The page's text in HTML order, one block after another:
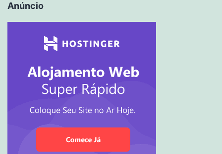
Anúncio